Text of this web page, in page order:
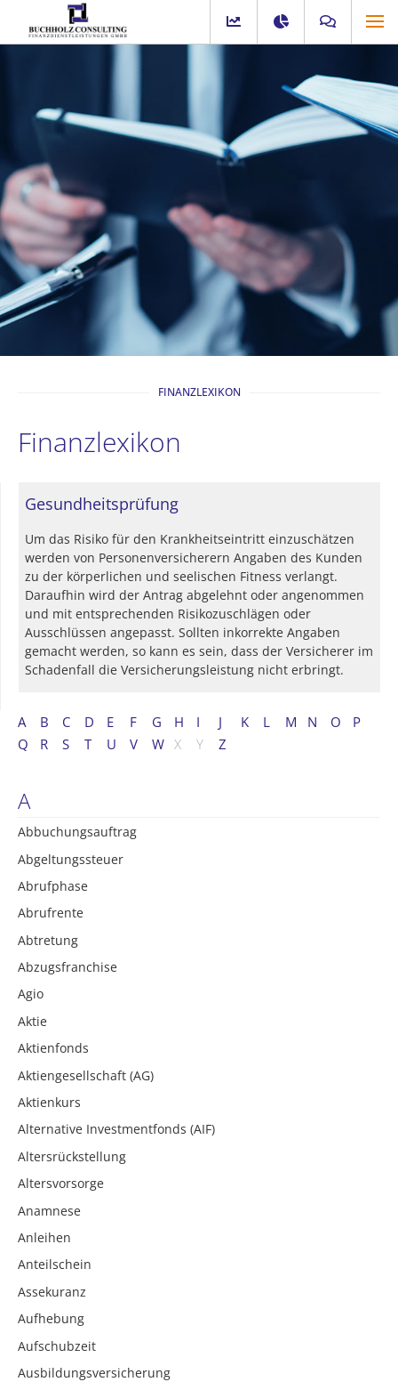
FINANZLEXIKON
Finanzlexikon
A B C D E F G H I J K L M N O
P
Q
R S T U V W X Y Z
A
Abbuchungsauftrag
Abgeltungssteuer
Abrufphase
Abrufrente
Abtretung
Abzugsfranchise
Agio
Aktie
Aktienfonds
Aktiengesellschaft (AG)
Aktienkurs
Alternative Investmentfonds (AIF)
Altersrückstellung
Altersvorsorge
Anamnese
Anleihen
Anteilschein
Assekuranz
Aufhebung
Aufschubzeit
Ausbildungsversicherung
Gesundheitsprüfung
Um das Risiko für den Krankheitseintritt einzuschätzen
werden von Personenversicherern Angaben des Kunden
zu der körperlichen und seelischen Fitness verlangt.
Daraufhin wird der Antrag abgelehnt oder angenommen
und mit entsprechenden Risikozuschlägen oder
Ausschlüssen angepasst. Sollten inkorrekte Angaben
gemacht werden, so kann es sein, dass der Versicherer im
Schadenfall die Versicherungsleistung nicht erbringt.